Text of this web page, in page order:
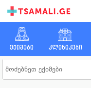
ექიმები კლინიკები